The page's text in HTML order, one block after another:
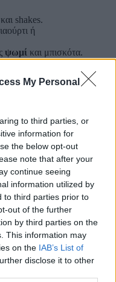
My Personal
to third parties, or
information for
the below opt-out
note that after your
continue seeing
information utilized by
to third parties prior to
out of the further
by third parties on the
This information may
on the IAB’s List of
disclose it to other
shakes.
ή
ψωμί και μπισκότα.
δημητριακών ή
ωμοίή να
καλάθι
ΒΟΤΑΝΑ,ΔΙΕΘΝΗ
, ΜΑΓΕΙΡΙΚΗ,
ΜΠΑΧΑΡΙΚΑ